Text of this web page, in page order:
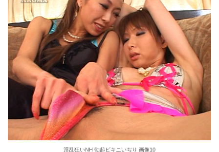
淫乱狂いNH 勃起ビキニいぢり 画像10